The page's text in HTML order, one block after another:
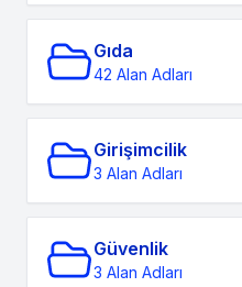
Gıda
42 Alan Adları
Girişimcilik
3 Alan Adları
Güvenlik
3 Alan Adları